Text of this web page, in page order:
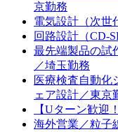
京勤務
電気設計（次世
回路設計（CD-
最先端製品の試
／埼玉勤務
医療検査自動化
ェア設計／東京
【Uターン歓迎
海外営業／粒子